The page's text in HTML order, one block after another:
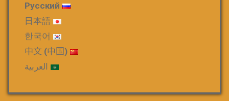
Русский
日本語
한국어
中文 (中国)
العربية